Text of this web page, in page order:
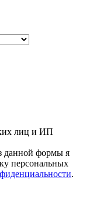
лиц и ИП
данной формы я
персональных
.